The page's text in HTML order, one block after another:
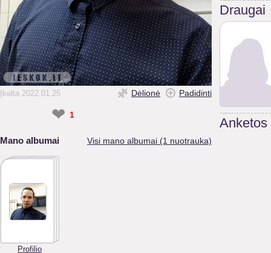
Įkelta 2022.01.25 Dėlionė Padidinti
❤ 1
Mano albumai Visi mano albumai (1 nuotrauka)
Profilio
Draugai
Anketos